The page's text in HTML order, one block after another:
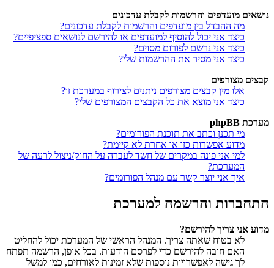
נושאים מועדפים והרשמות לקבלת עדכונים
מה ההבדל בין מועדפים והרשמות לקבלת עדכונים?
כיצד אני יכול להוסיף למועדפים או להירשם לנושאים ספציפיים?
כיצד אני נרשם לפורום מסוים?
כיצד אני מסיר את ההרשמות שלי?
קבצים מצורפים
אלו מין קבצים מצורפים ניתנים לצירוף במערכת זו?
כיצד אני מוצא את כל הקבצים המצורפים שלי?
מערכת phpBB
מי תכנן וכתב את תוכנת הפורומים?
מדוע אפשרות כזו או אחרת לא קיימת?
למי אני פונה במקרים של חשד לעברה על החוק/ניצול לרעה של
המערכת?
איך אני יוצר קשר עם מנהל הפורומים?
התחברות והרשמה למערכת
מדוע אני צריך להירשם?
לא בטוח שאתה צריך. המנהל הראשי של המערכת יכול להחליט
האם חובה להירשם כדי לפרסם הודעות. בכל אופן, הרשמה תפתח
לך גישה לאפשרויות נוספות שלא זמינות לאורחים, כמו למשל